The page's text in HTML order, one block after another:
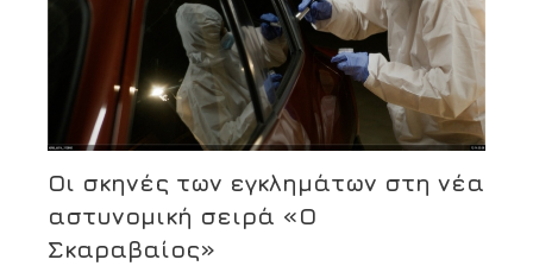
Οι σκηνές των εγκλημάτων στη νέα
αστυνομική σειρά «Ο
Σκαραβαίος»